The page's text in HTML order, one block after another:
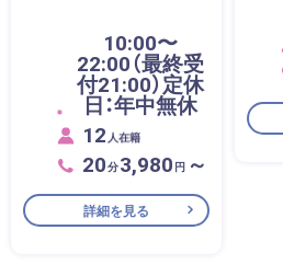
10:00〜
22:00（最終受
付21:00）定休
日：年中無休
12 人在籍
20分3,980 円 ～
詳細を見る